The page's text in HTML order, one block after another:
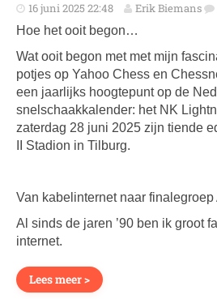
16 juni 2025 22:48 Erik Biemans
Hoe het ooit begon…
Wat ooit begon met met mijn
potjes op Yahoo Chess en
een jaarlijks hoogtepunt op de
snelschaakkalender: het NK
zaterdag 28 juni 2025 zijn tiende
II Stadion in Tilburg.
Van kabelinternet naar finalegroep
Al sinds de jaren ’90 ben ik groot
internet.
Lees meer >